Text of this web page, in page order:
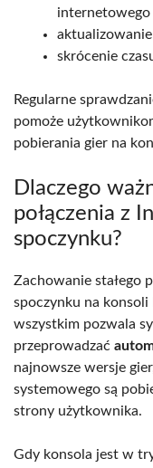
skrócenie
Regularne
pomoże
pobierania gier na
Dlaczego
połączenia z
spoczynku?
Zachowanie stałego
spoczynku na konsoli
wszystkim pozwala
przeprowadzać
najnowsze wersje
systemowego są
strony użytkownika.
Gdy konsola jest w